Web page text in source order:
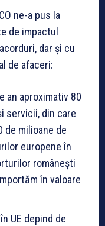
ne-a pus la
de impactul
dar și cu
de afaceri:
an aproximativ 80
servicii, din care
de milioane de
europene în
românești
în valoare
UE depind de